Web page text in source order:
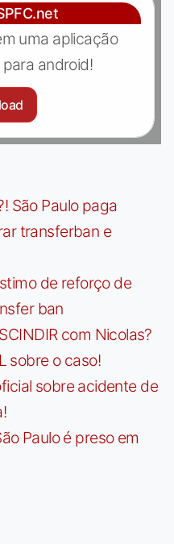
uma aplicação
android!
São Paulo paga
transferban e
de reforço de
ban
com Nicolas?
sobre o caso!
sobre acidente de
Paulo é preso em